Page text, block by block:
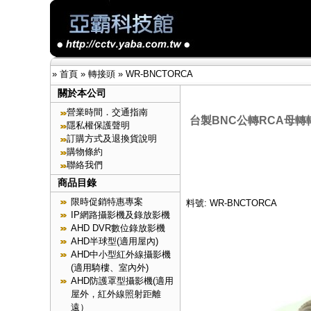
» 首頁 » 轉接頭 » WR-BNCTORCA
關於本公司
營業時間．交通指南
隱私權保護聲明
訂購方式及退換貨說明
購物條約
聯絡我們
商品目錄
限時促銷特惠專案
IP網路攝影機及錄放影機
AHD DVR數位錄放影機
AHD半球型(適用屋內)
AHD中小型紅外線攝影機
(適用騎樓、室內外)
AHD防護罩型攝影機(適用
屋外，紅外線照射距離
遠）
台製BNC公轉RCA母轉
料號: WR-BNCTORCA